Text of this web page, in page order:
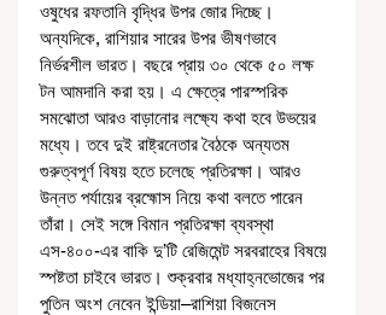
ওষুধের রফতানি বৃদ্ধির উপর জোর দিচ্ছে।
অন্যদিকে, রাশিয়ার সারের উপর ভীষণভাবে
নির্ভরশীল ভারত। বছরে প্রায় ৩০ থেকে ৫০ লক্ষ
টন আমদানি করা হয়। এ ক্ষেত্রে পারস্পরিক
সমঝোতা আরও বাড়ানোর লক্ষ্যে কথা হবে উভয়ের
মধ্যে। তবে দুই রাষ্ট্রনেতার বৈঠকে অন্যতম
গুরুত্বপূর্ণ বিষয় হতে চলেছে প্রতিরক্ষা। আরও
উন্নত পর্যায়ের ব্রহ্মোস নিয়ে কথা বলতে পারেন
তাঁরা। সেই সঙ্গে বিমান প্রতিরক্ষা ব্যবস্থা
এস-৪০০-এর বাকি দু’টি রেজিমেন্ট সরবরাহের বিষয়ে
স্পষ্টতা চাইবে ভারত। শুক্রবার মধ্যাহ্নভোজের পর
পুতিন অংশ নেবেন ইন্ডিয়া–রাশিয়া বিজনেস